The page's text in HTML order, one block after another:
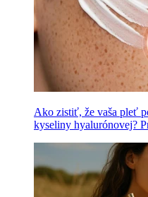
Ako zistiť, že vaša pleť
kyseliny hyalurónovej?